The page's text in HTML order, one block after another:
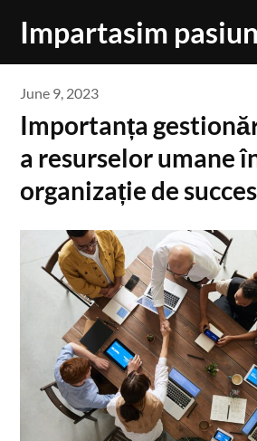
Impartasim
June 9, 2023
Importanța
a resurselor umane
organizație de succes